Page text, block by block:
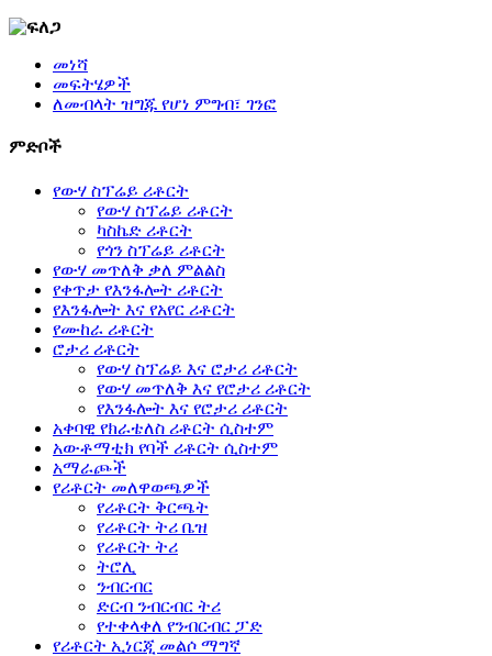
መነሻ
መፍትሄዎች
ለመብላት ዝግጁ የሆነ ምግብ፣ ገንፎ
ምድቦች
የውሃ ስፕሬይ ሪቶርት
የውሃ ስፕሬይ ሪቶርት
ካስኬድ ሪቶርት
የጎን ስፕሬይ ሪቶርት
የውሃ መጥለቅ ቃለ ምልልስ
የቀጥታ የእንፋሎት ሪቶርት
የእንፋሎት እና የአየር ሪቶርት
የሙከራ ሪቶርት
ሮታሪ ሪቶርት
የውሃ ስፕሬይ እና ሮታሪ ሪቶርት
የውሃ መጥለቅ እና የሮታሪ ሪቶርት
የእንፋሎት እና የሮታሪ ሪቶርት
አቀባዊ የክራቴለስ ሪቶርት ሲስተም
አውቶማቲክ የባች ሪቶርት ሲስተም
አማራጮች
የሪቶርት መለዋወጫዎች
የሪቶርት ቅርጫት
የሪቶርት ትሪ ቤዝ
የሪቶርት ትሪ
ትሮሊ
ንብርብር
ድርብ ንብርብር ትሪ
የተቀላቀለ የንብርብር ፓድ
የሪቶርት ኢነርጂ መልሶ ማግኛ